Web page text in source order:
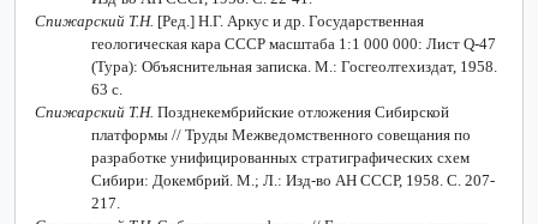
Спижарский Т.Н. [Ред.] Н.Г. Аркус и др. Государственная
геологическая кара СССР масштаба 1:1 000 000: ЛистQ-47
(Тура): Объяснительная записка. М.: Госгеолтехиздат, 1958.
63 с.
Спижарский Т.Н. Позднекембрийские отложения Сибирской
платформы // Труды Межведомственного совещания по
разработке унифицированных стратиграфических схем
Сибири: Докембрий. М.; Л.: Изд-во АН СССР, 1958. С. 207-
217.